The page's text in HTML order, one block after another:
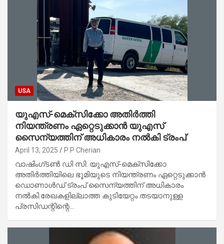
USA
യുഎസ്-മെക്സിക്കോ അതിർത്തി
നിയന്ത്രണം ഏറ്റെടുക്കാൻ യുഎസ്
സൈന്യത്തിന് അധികാരം നൽകി ട്രംപ്
April 13, 2025 P P Cherian
വാഷിംഗ്‌ടൺ ഡി സി: യുഎസ്-മെക്സിക്കോ
അതിർത്തിയിലെ ഭൂമിയുടെ നിയന്ത്രണം ഏറ്റെടുക്കാൻ
ഡൊണാൾഡ് ട്രംപ് സൈന്യത്തിന് അധികാരം
നൽകി.രേഖകളില്ലാത്ത കുടിയേറ്റം തടയാനുള്ള
പ്രസിഡന്റിന്റെ…